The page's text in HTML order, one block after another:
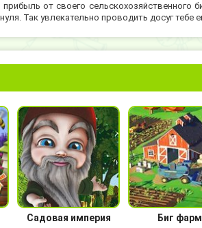
от своего сельскохозяйственного
Так увлекательно проводить досуг тебе
Садовая империя Биг фарм